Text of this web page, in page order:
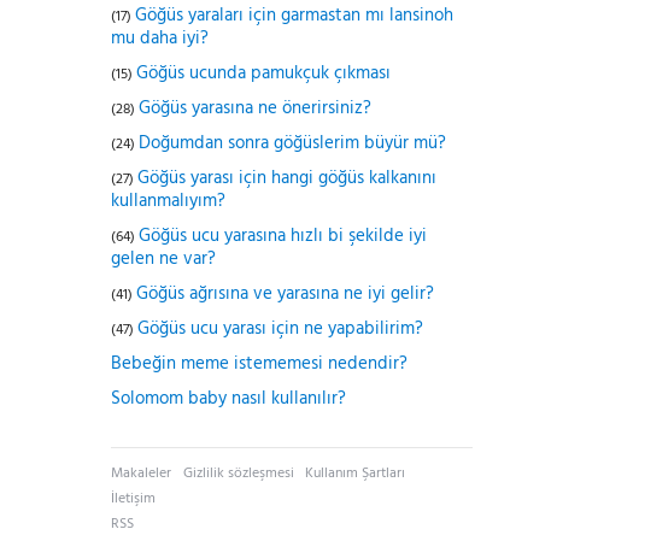
(17) Göğüs yaraları için garmastan mı lansinoh
mu daha iyi?
(15) Göğüs ucunda pamukçuk çıkması
(28) Göğüs yarasına ne önerirsiniz?
(24) Doğumdan sonra göğüslerim büyür mü?
(27) Göğüs yarası için hangi göğüs kalkanını
kullanmalıyım?
(64) Göğüs ucu yarasına hızlı bi şekilde iyi
gelen ne var?
(41) Göğüs ağrısına ve yarasına ne iyi gelir?
(47) Göğüs ucu yarası için ne yapabilirim?
Bebeğin meme istememesi nedendir?
Solomom baby nasıl kullanılır?
Makaleler Gizlilik sözleşmesi Kullanım Şartları
İletişim
RSS